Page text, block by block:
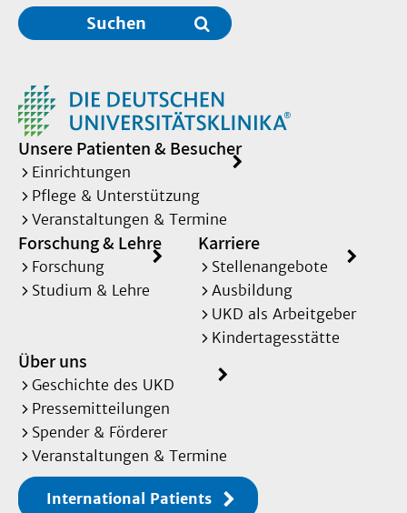
Suchen
Unsere Patienten & Besucher
Einrichtungen
Pflege & Unterstützung
Veranstaltungen & Termine
Forschung & Lehre
Forschung
Studium & Lehre
Karriere
Stellenangebote
Ausbildung
UKD als Arbeitgeber
Kindertagesstätte
Über uns
Geschichte des UKD
Pressemitteilungen
Spender & Förderer
Veranstaltungen & Termine
International Patients